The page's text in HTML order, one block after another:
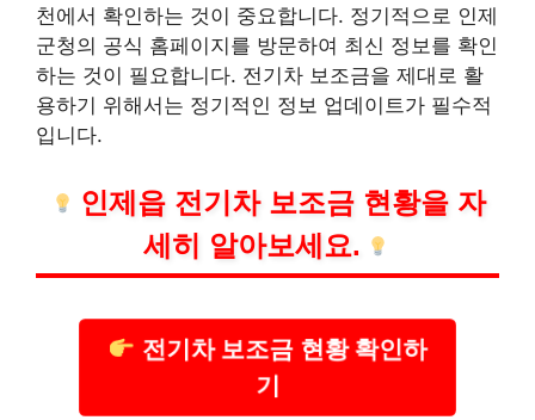
천에서 확인하는 것이 중요합니다. 정기적으로 인제
군청의 공식 홈페이지를 방문하여 최신 정보를 확인
하는 것이 필요합니다. 전기차 보조금을 제대로 활
용하기 위해서는 정기적인 정보 업데이트가 필수적
입니다.
인제읍 전기차 보조금 현황을 자
세히 알아보세요.
전기차 보조금 현황 확인하
기